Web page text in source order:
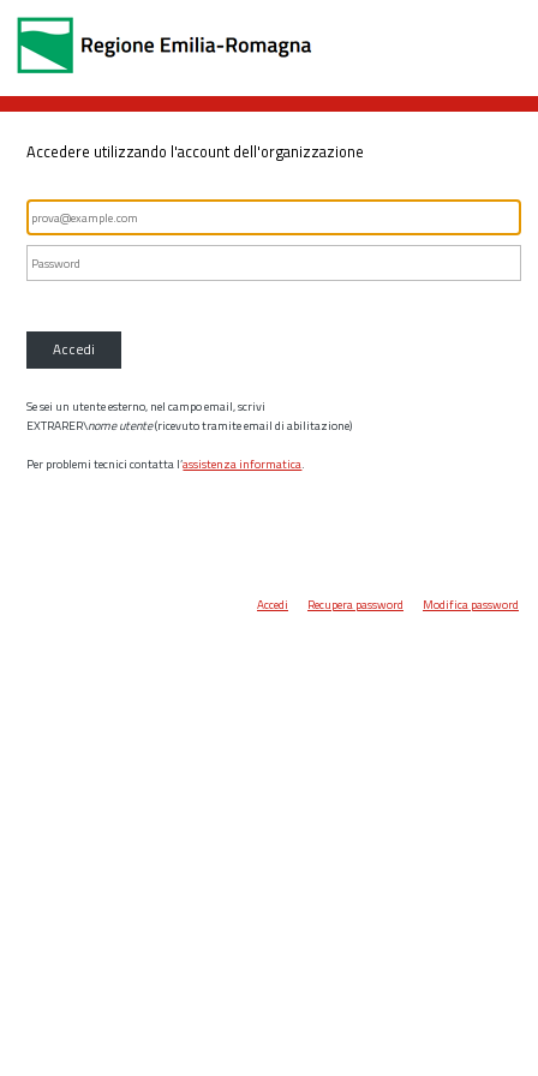
Accedere utilizzando l'account dell'organizzazione
Accedi
Se sei un utente esterno, nel campo email, scrivi
EXTRARER\nome utente(ricevuto tramite email di abilitazione)
Per problemi tecnici contatta l’assistenza informatica.
Accedi Recupera password Modifica password